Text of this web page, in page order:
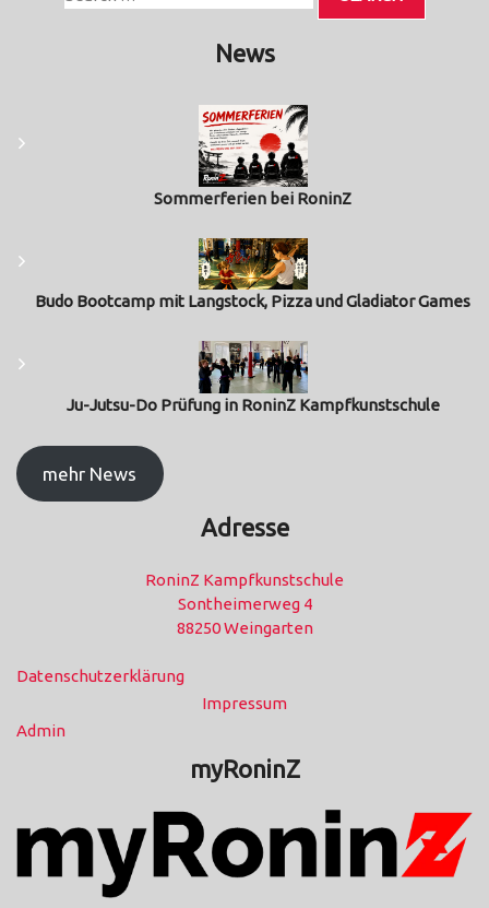
News
Sommerferien bei RoninZ
Budo Bootcamp mit Langstock, Pizza und Gladiator Games
Ju-Jutsu-Do Prüfung in RoninZ Kampfkunstschule
mehr News
Adresse
RoninZ Kampfkunstschule
Sontheimerweg 4
88250 Weingarten
Datenschutzerklärung
Impressum
Admin
myRoninZ